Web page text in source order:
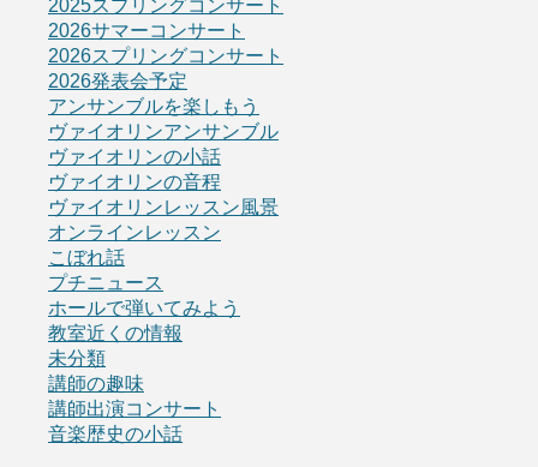
2025スプリングコンサート
2026サマーコンサート
2026スプリングコンサート
2026発表会予定
アンサンブルを楽しもう
ヴァイオリンアンサンブル
ヴァイオリンの小話
ヴァイオリンの音程
ヴァイオリンレッスン風景
オンラインレッスン
こぼれ話
プチニュース
ホールで弾いてみよう
教室近くの情報
未分類
講師の趣味
講師出演コンサート
音楽歴史の小話